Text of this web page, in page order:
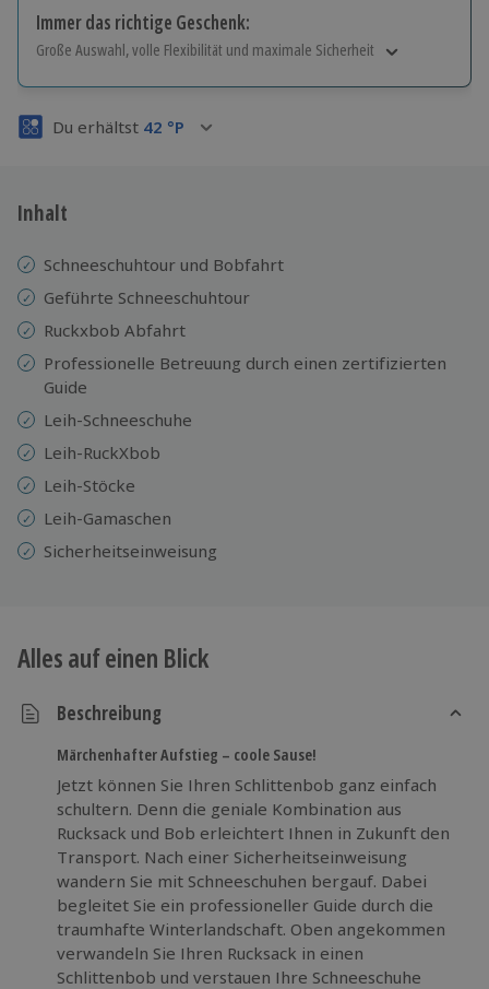
Immer das richtige Geschenk:
Große Auswahl, volle Flexibilität und maximale Sicherheit
Volle Flexibilität
3 Jahre gültig & verlängerbar.
Du erhältst 42 °P
Inhalt
Schneeschuhtour und Bobfahrt
Geführte Schneeschuhtour
Ruckxbob Abfahrt
Professionelle Betreuung durch einen zertifizierten
Guide
Leih-Schneeschuhe
Leih-RuckXbob
Leih-Stöcke
Leih-Gamaschen
Sicherheitseinweisung
Alles auf einen Blick
Beschreibung
Märchenhafter Aufstieg – coole Sause!
Jetzt können Sie Ihren Schlittenbob ganz einfach
schultern. Denn die geniale Kombination aus
Rucksack und Bob erleichtert Ihnen in Zukunft den
Transport. Nach einer Sicherheitseinweisung
wandern Sie mit Schneeschuhen bergauf. Dabei
begleitet Sie ein professioneller Guide durch die
traumhafte Winterlandschaft. Oben angekommen
verwandeln Sie Ihren Rucksack in einen
Schlittenbob und verstauen Ihre Schneeschuhe